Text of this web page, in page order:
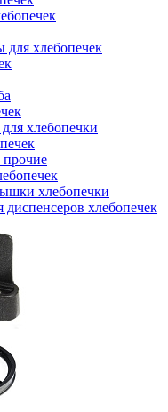
хлебопечек
хлебопечки
прочие
хлебопечки
хлебопечек